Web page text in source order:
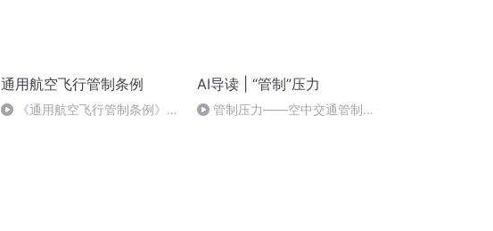
通用航空飞行管制条例
《通用航空飞行管制条例》第
AI导读 | “管制”压力
管制压力——空中交通管制员